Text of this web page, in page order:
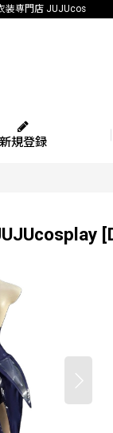
装専門店 JUJUcos
新規登録
[